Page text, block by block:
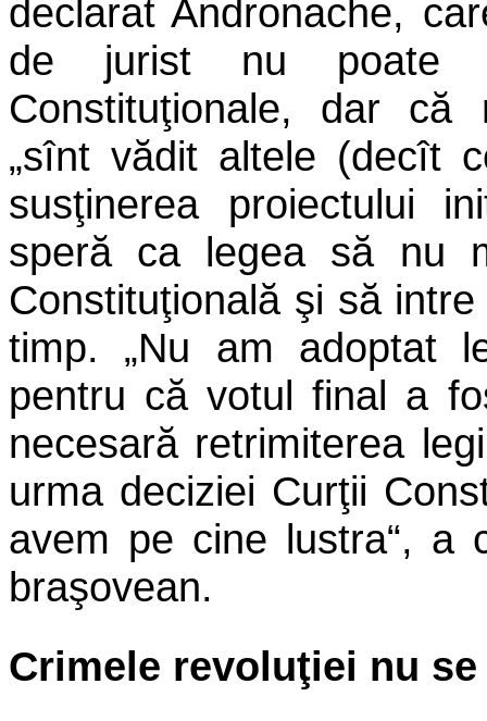
declarat Andronache,
de jurist nu poate
Constituţionale, dar că
„sînt vădit altele (decît
susţinerea proiectului
speră ca legea să nu
Constituţională şi să
timp. „Nu am adoptat
pentru că votul final a
necesară retrimiterea
urma deciziei Curţii
avem pe cine lustra“, a
braşovean.
Crimele revoluţiei nu